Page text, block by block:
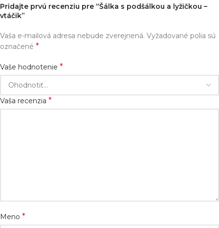
Pridajte prvú recenziu pre “Šálka s podšálkou a lyžičkou –
vtáčik”
Vaša e-mailová adresa nebude zverejnená. Vyžadované polia sú
označené *
Vaše hodnotenie *
Vaša recenzia *
Meno *